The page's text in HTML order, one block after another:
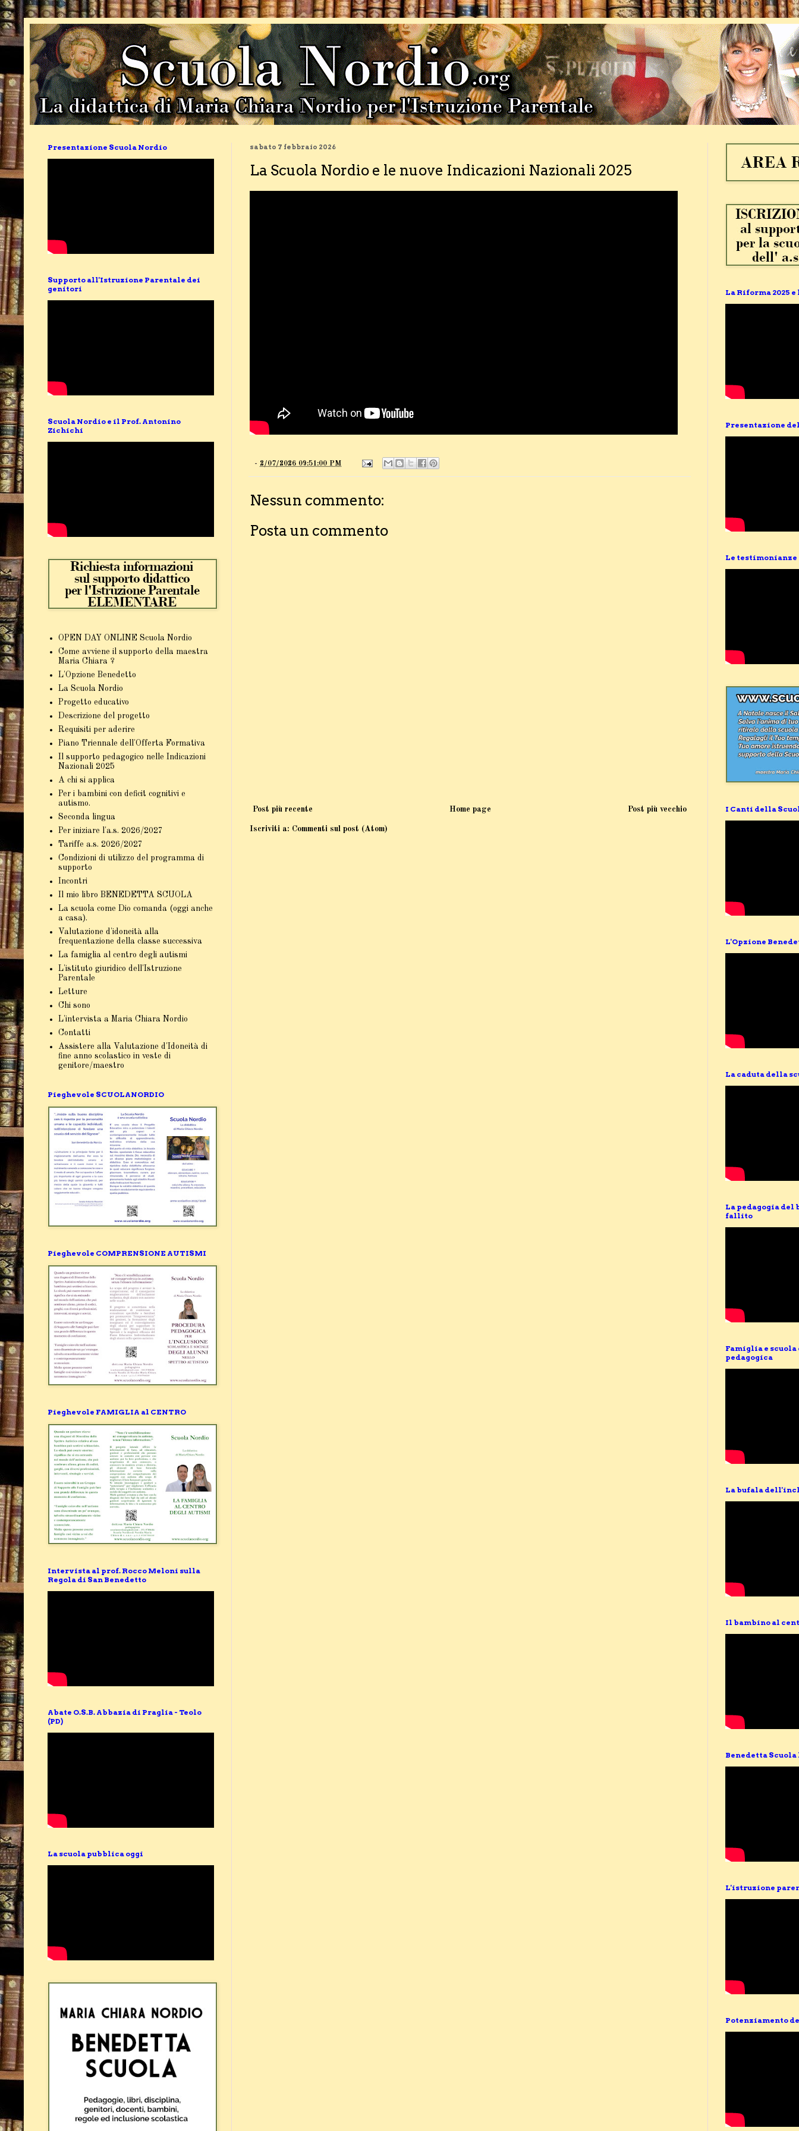
sabato 7 febbraio 2026
La Scuola Nordio e le nuove Indicazioni Nazionali 2025
- 2/07/2026 09:51:00 PM
Nessun commento:
Posta un commento
Post più recente Post più vecchio
Home page
Iscriviti a: Commenti sul post (Atom)
Presentazione Scuola Nordio
Supporto all'Istruzione Parentale dei
genitori
Scuola Nordio e il Prof. Antonino
Zichichi
OPEN DAY ONLINE Scuola Nordio
Come avviene il supporto della maestra
Maria Chiara ?
L'Opzione Benedetto
La Scuola Nordio
Progetto educativo
Descrizione del progetto
Requisiti per aderire
Piano Triennale dell'Offerta Formativa
Il supporto pedagogico nelle Indicazioni
Nazionali 2025
A chi si applica
Per i bambini con deficit cognitivi e
autismo.
Seconda lingua
Per iniziare l'a.s. 2026/2027
Tariffe a.s. 2026/2027
Condizioni di utilizzo del programma di
supporto
Incontri
Il mio libro BENEDETTA SCUOLA
La scuola come Dio comanda (oggi anche
a casa).
Valutazione d'idoneità alla
frequentazione della classe successiva
La famiglia al centro degli autismi
L'istituto giuridico dell'Istruzione
Parentale
Letture
Chi sono
L'intervista a Maria Chiara Nordio
Contatti
Assistere alla Valutazione d'Idoneità di
fine anno scolastico in veste di
genitore/maestro
Pieghevole SCUOLANORDIO
Pieghevole COMPRENSIONE AUTISMI
Pieghevole FAMIGLIA al CENTRO
Intervista al prof. Rocco Meloni sulla
Regola di San Benedetto
Abate O.S.B. Abbazia di Praglia - Teolo
(PD)
La scuola pubblica oggi
La Riforma 2025
Presentazione del
Le testimonianze
I Canti della
L'Opzione
La caduta della
La pedagogia del
fallito
Famiglia e
pedagogica
La bufala
Il bambino al
Benedetta
L'istruzione
Potenziamento